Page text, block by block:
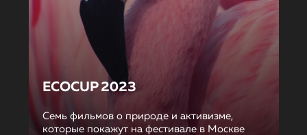
ECOCUP 2023
Семь фильмов о природе и активизме,
которые покажут на фестивале в Москве